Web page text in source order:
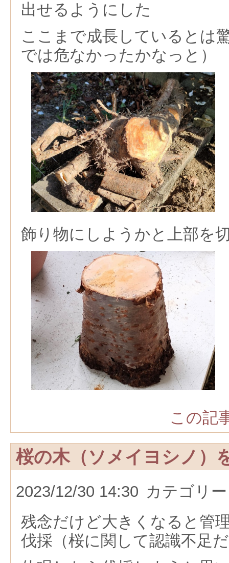
出せるようにした
ここまで成長しているとは
では危なかったかなっと）
飾り物にしようかと上部を
この記
桜の木（ソメイヨシノ）
2023/12/30 14:30 カテゴリ
残念だけど大きくなると管
伐採（桜に関して認識不足